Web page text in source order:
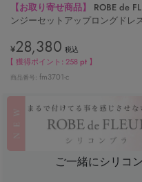
【お取り寄せ商品】
ROBE de
ンジーセットアップロングドレ
¥28,380 税込
【 獲得ポイント:258 pt 】
商品番号 fm3701-c
ご一緒にシリコ